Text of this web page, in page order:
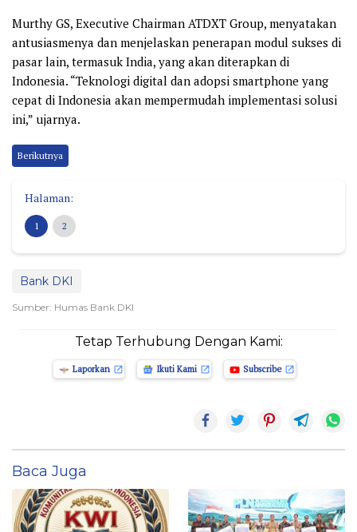
Murthy GS, Executive Chairman ATDXT Group, menyatakan
antusiasmenya dan menjelaskan penerapan modul sukses di
pasar lain, termasuk India, yang akan diterapkan di
Indonesia. “Teknologi digital dan adopsi smartphone yang
cepat di Indonesia akan mempermudah implementasi solusi
ini,” ujarnya.
Berikutnya
Halaman:
1 2
Bank DKI
Sumber: Humas Bank DKI
Tetap Terhubung Dengan Kami:
Laporkan Ikuti Kami Subscribe
Baca Juga